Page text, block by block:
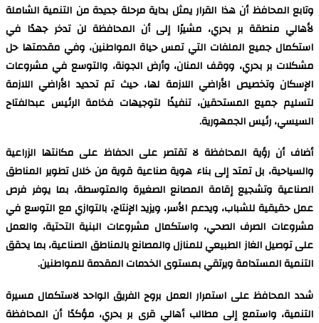
وتابع المحافظ أن هذا القرار يمثل بداية مرحلة جديدة من التنمية الشاملة
لأهالي منطقة بر بحري، مشيرًا إلى أن المحافظة لن تدخر جهدًا في
استكمال جميع الملفات التي تمس حياة المواطنين، وفي مقدمتها حل
مشكلات بر بحري، ووقف المنان، وأرض الجونة، والتوسع في مشروعات
الإسكان وتخصيص الأراضي اللازمة لها، حيث تم تحديد الأراضي اللازمة
لتسليم جميع المستحقين، تنفيذًا لتوجيهات فخامة الرئيس عبدالفتاح
السيسي، رئيس الجمهورية.
أضاف أن رؤية المحافظة لا تقتصر على الحفاظ على مكانتها الزراعية
والسياحية، بل تمتد إلى بناء هوية صناعية قوية من خلال تطوير المناطق
الصناعية وتشجيع إقامة المصانع الصغيرة والمتوسطة، بما يوفر فرص
عمل حقيقية للشباب، ويدعم الأسر، ويزيد الإنتاج، بالتوازي مع التوسع في
مشروعات الصرف الصحي، واستكمال مشروعات البنية التحتية، والعمل
على توصيل الغاز الطبيعي للمنازل والمصانع بالمناطق الصناعية، بما يحقق
التنمية المستدامة ويرتقي بمستوى الخدمات المقدمة للمواطنين.
شدد المحافظ على استمرار العمل بروح الفريق الواحد لاستكمال مسيرة
التنمية، واستمع إلى مطالب أهالي قرى بر بحري، مؤكدًا أن المحافظة